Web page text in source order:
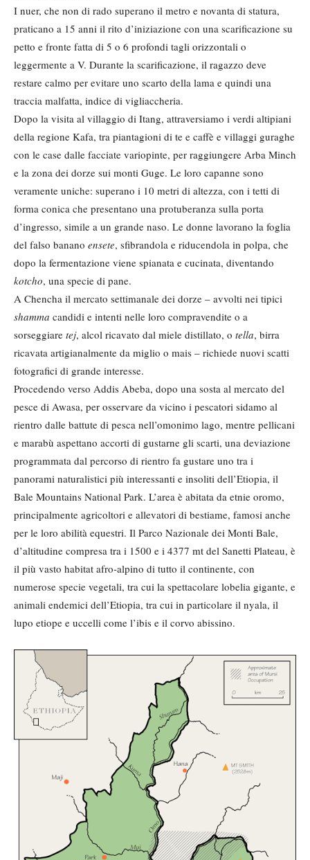
I nuer, che non di rado superano il metro e novanta di statura,
praticano a 15 anni il rito d’iniziazione con una scarificazione su
petto e fronte fatta di 5 o 6 profondi tagli orizzontali o
leggermente a V. Durante la scarificazione, il ragazzo deve
restare calmo per evitare uno scarto della lama e quindi una
traccia malfatta, indice di vigliaccheria.
Dopo la visita al villaggio di Itang, attraversiamo i verdi altipiani
della regione Kafa, tra piantagioni di te e caffè e villaggi guraghe
con le case dalle facciate variopinte, per raggiungere Arba Minch
e la zona dei dorze sui monti Guge. Le loro capanne sono
veramente uniche: superano i 10 metri di altezza, con i tetti di
forma conica che presentano una protuberanza sulla porta
d’ingresso, simile a un grande naso. Le donne lavorano la foglia
del falso banano ensete, sfibrandola e riducendola in polpa, che
dopo la fermentazione viene spianata e cucinata, diventando
kotcho, una specie di pane.
A Chencha il mercato settimanale dei dorze – avvolti nei tipici
shamma candidi e intenti nelle loro compravendite o a
sorseggiare tej, alcol ricavato dal miele distillato, o tella, birra
ricavata artigianalmente da miglio o mais – richiede nuovi scatti
fotografici di grande interesse.
Procedendo verso Addis Abeba, dopo una sosta al mercato del
pesce di Awasa, per osservare da vicino i pescatori sidamo al
rientro dalle battute di pesca nell’omonimo lago, mentre pellicani
e marabù aspettano accorti di gustarne gli scarti, una deviazione
programmata dal percorso di rientro fa gustare uno tra i
panorami naturalistici più interessanti e insoliti dell’Etiopia, il
Bale Mountains National Park. L’area è abitata da etnie oromo,
principalmente agricoltori e allevatori di bestiame, famosi anche
per le loro abilità equestri. Il Parco Nazionale dei Monti Bale,
d’altitudine compresa tra i 1500 e i 4377 mt del Sanetti Plateau, è
il più vasto habitat afro-alpino di tutto il continente, con
numerose specie vegetali, tra cui la spettacolare lobelia gigante, e
animali endemici dell’Etiopia, tra cui in particolare il nyala, il
lupo etiope e uccelli come l’ibis e il corvo abissino.